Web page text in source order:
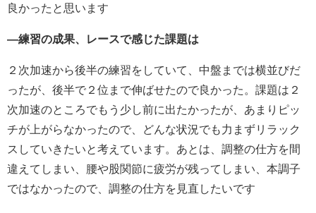
良かったと思います
―練習の成果、レースで感じた課題は
２次加速から後半の練習をしていて、中盤までは横並びだ
ったが、後半で２位まで伸ばせたので良かった。課題は２
次加速のところでもう少し前に出たかったが、あまりピッ
チが上がらなかったので、どんな状況でも力まずリラック
スしていきたいと考えています。あとは、調整の仕方を間
違えてしまい、腰や股関節に疲労が残ってしまい、本調子
ではなかったので、調整の仕方を見直したいです